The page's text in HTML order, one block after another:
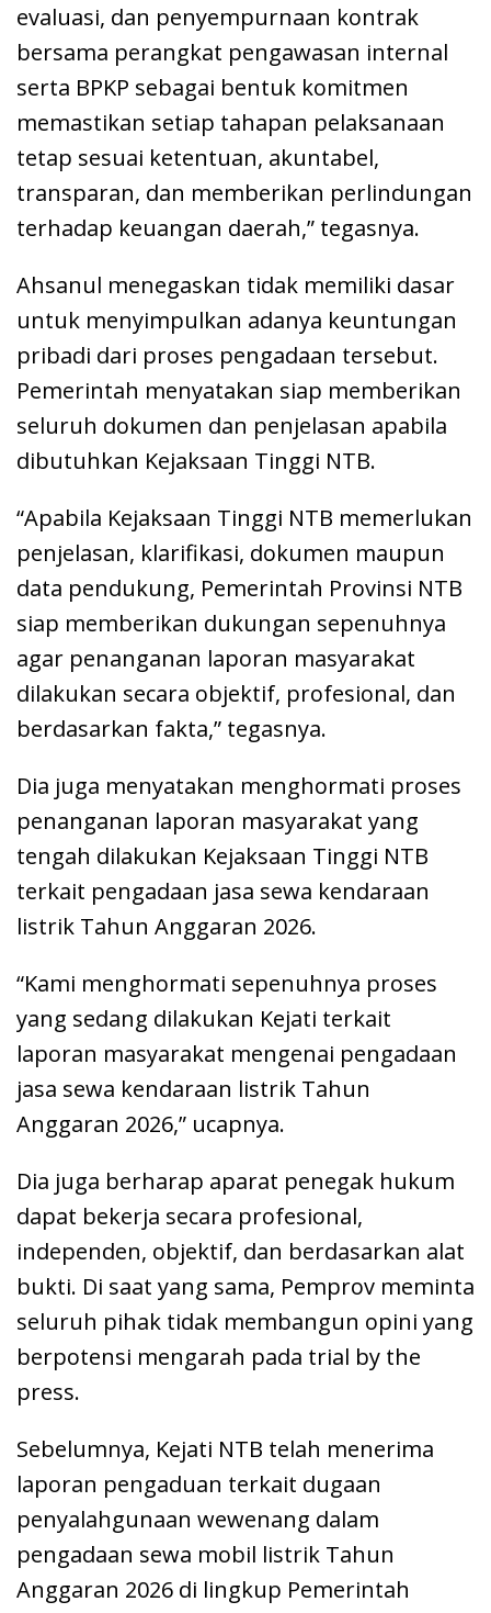
evaluasi, dan penyempurnaan kontrak
bersama perangkat pengawasan internal
serta BPKP sebagai bentuk komitmen
memastikan setiap tahapan pelaksanaan
tetap sesuai ketentuan, akuntabel,
transparan, dan memberikan perlindungan
terhadap keuangan daerah,” tegasnya.
Ahsanul menegaskan tidak memiliki dasar
untuk menyimpulkan adanya keuntungan
pribadi dari proses pengadaan tersebut.
Pemerintah menyatakan siap memberikan
seluruh dokumen dan penjelasan apabila
dibutuhkan Kejaksaan Tinggi NTB.
“Apabila Kejaksaan Tinggi NTB memerlukan
penjelasan, klarifikasi, dokumen maupun
data pendukung, Pemerintah Provinsi NTB
siap memberikan dukungan sepenuhnya
agar penanganan laporan masyarakat
dilakukan secara objektif, profesional, dan
berdasarkan fakta,” tegasnya.
Dia juga menyatakan menghormati proses
penanganan laporan masyarakat yang
tengah dilakukan Kejaksaan Tinggi NTB
terkait pengadaan jasa sewa kendaraan
listrik Tahun Anggaran 2026.
“Kami menghormati sepenuhnya proses
yang sedang dilakukan Kejati terkait
laporan masyarakat mengenai pengadaan
jasa sewa kendaraan listrik Tahun
Anggaran 2026,” ucapnya.
Dia juga berharap aparat penegak hukum
dapat bekerja secara profesional,
independen, objektif, dan berdasarkan alat
bukti. Di saat yang sama, Pemprov meminta
seluruh pihak tidak membangun opini yang
berpotensi mengarah pada trial by the
press.
Sebelumnya, Kejati NTB telah menerima
laporan pengaduan terkait dugaan
penyalahgunaan wewenang dalam
pengadaan sewa mobil listrik Tahun
Anggaran 2026 di lingkup Pemerintah